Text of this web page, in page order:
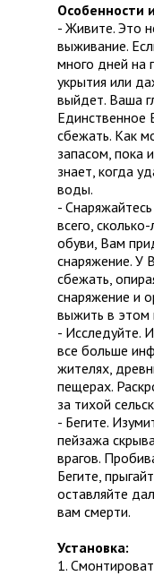
Особенности
- Живите. Это
выживание.
много дней на
укрытия или
выйдет. Ваша
Единственное
сбежать. Как
запасом, пока
знает, когда
воды.
-
всего,
обуви, Вам
снаряжение. У
сбежать,
снаряжение и
выжить в этом
- Исследуйте.
все больше
жителях,
пещерах.
за тихой
- Бегите.
пейзажа
врагов.
Бегите,
оставляйте
вам смерти.
Установка:
1.